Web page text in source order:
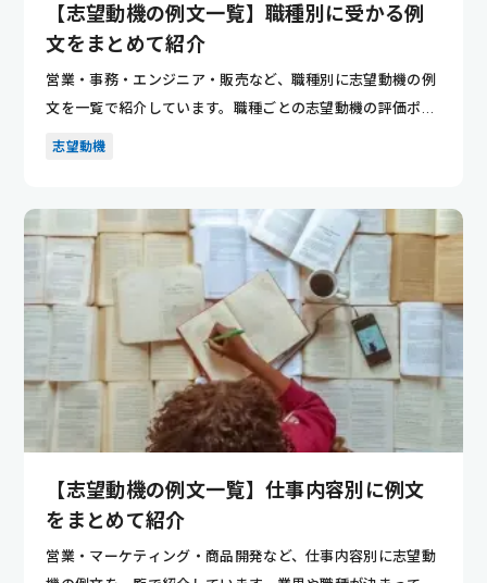
【志望動機の例文一覧】職種別に受かる例
文をまとめて紹介
営業・事務・エンジニア・販売など、職種別に志望動機の例
文を一覧で紹介しています。職種ごとの志望動機の評価ポイ
ントが分かり...
志望動機
【志望動機の例文一覧】仕事内容別に例文
をまとめて紹介
営業・マーケティング・商品開発など、仕事内容別に志望動